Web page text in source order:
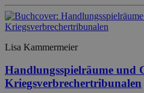
Lisa Kammermeier
Handlungsspielräume und
Kriegsverbrechertribunalen